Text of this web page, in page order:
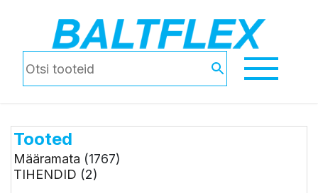
Tooted
Määramata (1767)
TIHENDID (2)